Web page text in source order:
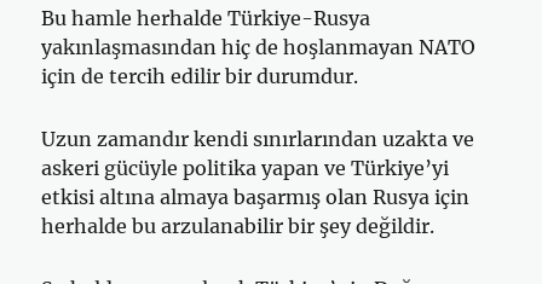
Bu hamle herhalde Türkiye-Rusya
yakınlaşmasından hiç de hoşlanmayan NATO
için de tercih edilir bir durumdur.
Uzun zamandır kendi sınırlarından uzakta ve
askeri gücüyle politika yapan ve Türkiye’yi
etkisi altına almaya başarmış olan Rusya için
herhalde bu arzulanabilir bir şey değildir.